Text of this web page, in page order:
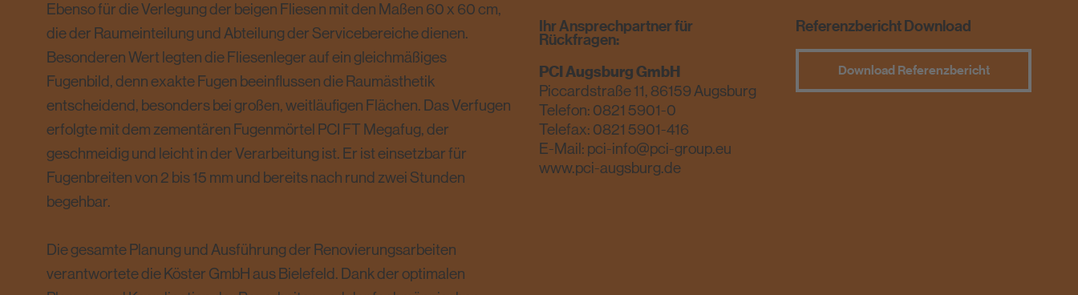
Ebenso für die Verlegung der beigen Fliesen mit den Maßen 60 x 60 cm,
die der Raumeinteilung und Abteilung der Servicebereiche dienen.
Besonderen Wert legten die Fliesenleger auf ein gleichmäßiges
Fugenbild, denn exakte Fugen beeinflussen die Raumästhetik
entscheidend, besonders bei großen, weitläufigen Flächen. Das Verfugen
erfolgte mit dem zementären Fugenmörtel PCI FT Megafug, der
geschmeidig und leicht in der Verarbeitung ist. Er ist einsetzbar für
Fugenbreiten von 2 bis 15 mm und bereits nach rund zwei Stunden
begehbar.
Die gesamte Planung und Ausführung der Renovierungsarbeiten
verantwortete die Köster GmbH aus Bielefeld. Dank der optimalen
Ihr Ansprechpartner für
Rückfragen:
PCI Augsburg GmbH
Piccardstraße 11, 86159 Augsburg
Telefon: 0821 5901-0
Telefax: 0821 5901-416
E-Mail: pci-info@pci-group.eu
www.pci-augsburg.de
Referenzbericht Download
Download Referenzbericht